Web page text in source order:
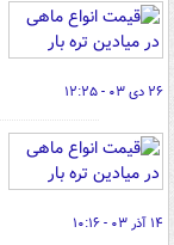
۲۶ دی ۰۳ - ۱۲:۲۵
۱۴ آذر ۰۳ - ۱۰:۱۶